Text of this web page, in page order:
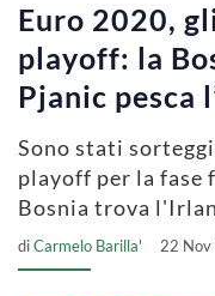
Euro 2020,
playoff: la
Pjanic pesca
Sono stati
playoff per la fase
Bosnia trova
diCarmelo Barilla' 22